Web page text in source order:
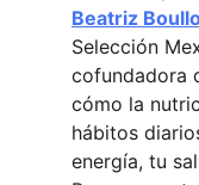
Beatriz
Selección
cofundadora
cómo la
hábitos
energía, tu